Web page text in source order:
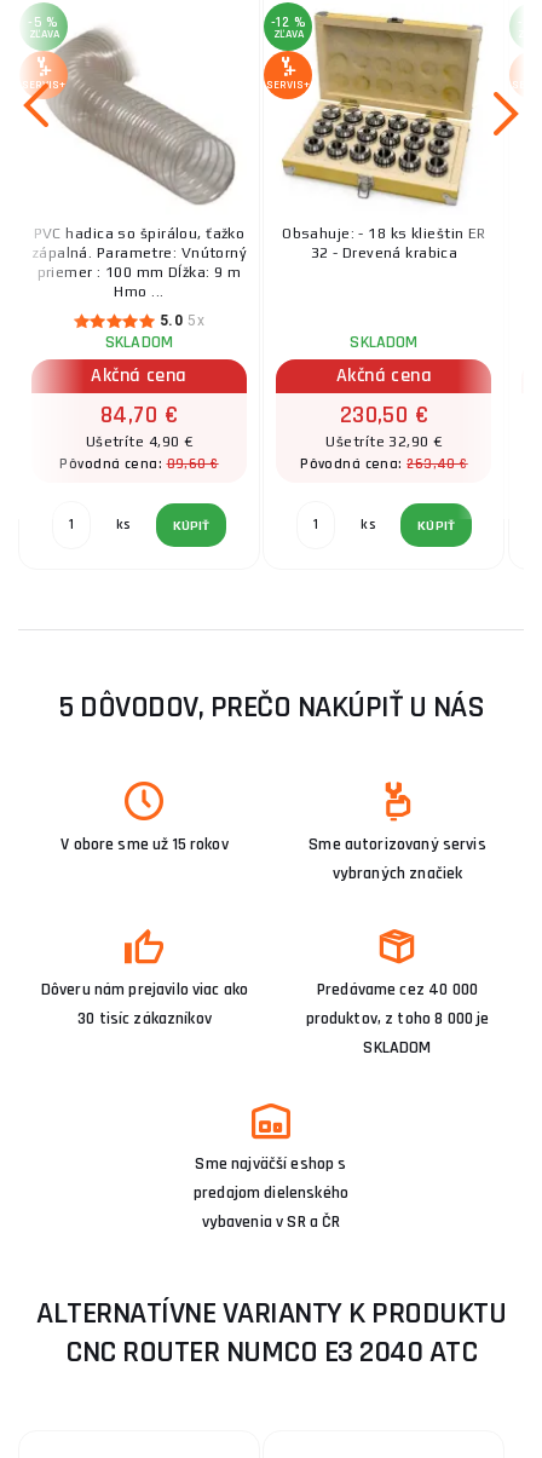
-5 %
ZĽAVA
SERVIS+
PVC hadica so špirálou, ťažko
zápalná. Parametre: Vnútorný
priemer : 100 mm Dĺžka: 9 m
Hmo ...
5.0 5x
SKLADOM
Akčná cena
84,70 €
Ušetríte 4,90 €
Pôvodná cena:89,60 €
ks KÚPIŤ
-12 %
ZĽAVA
SERVIS+
Obsahuje: - 18 ks klieštin ER
32 - Drevená krabica
SKLADOM
Akčná cena
230,50 €
Ušetríte 32,90 €
Pôvodná cena:263,40 €
ks KÚPIŤ
5 DÔVODOV, PREČO NAKÚPIŤ U NÁS
V obore sme už 15 rokov
Sme autorizovaný servis
vybraných značiek
Dôveru nám prejavilo viac ako
30 tisíc zákazníkov
Predávame cez 40 000
produktov, z toho 8 000 je
SKLADOM
Sme najväčší eshop s
predajom dielenského
vybavenia v SR a ČR
ALTERNATÍVNE VARIANTY K PRODUKTU
CNC ROUTER NUMCO E3 2040 ATC